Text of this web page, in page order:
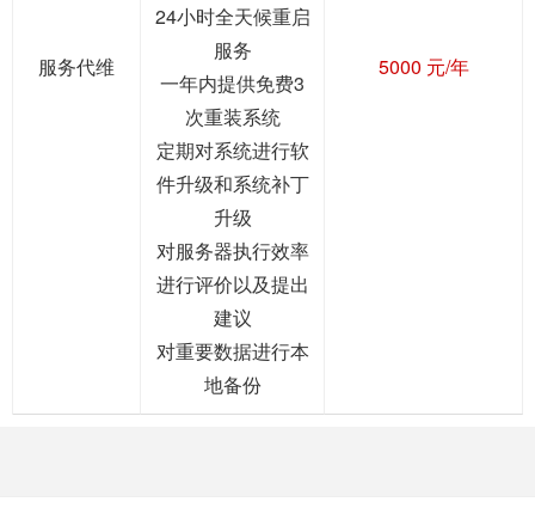
服务代维
24小时全天候重启
服务
一年内提供免费3
次重装系统
定期对系统进行软
件升级和系统补丁
升级
对服务器执行效率
进行评价以及提出
建议
对重要数据进行本
地备份
5000 元/年